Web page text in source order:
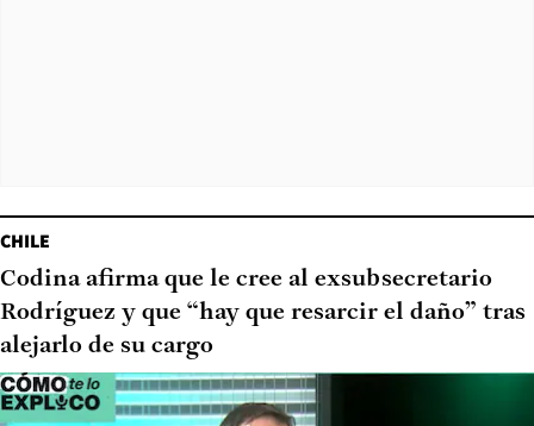
CHILE
Codina afirma que le cree al exsubsecretario
Rodríguez y que “hay que resarcir el daño” tras
alejarlo de su cargo